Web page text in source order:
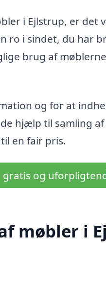
i Ejlstrup, er det
ro i sindet, du har
brug af
og for at
hjælp til samling
en fair pris.
gratis og
møbler i